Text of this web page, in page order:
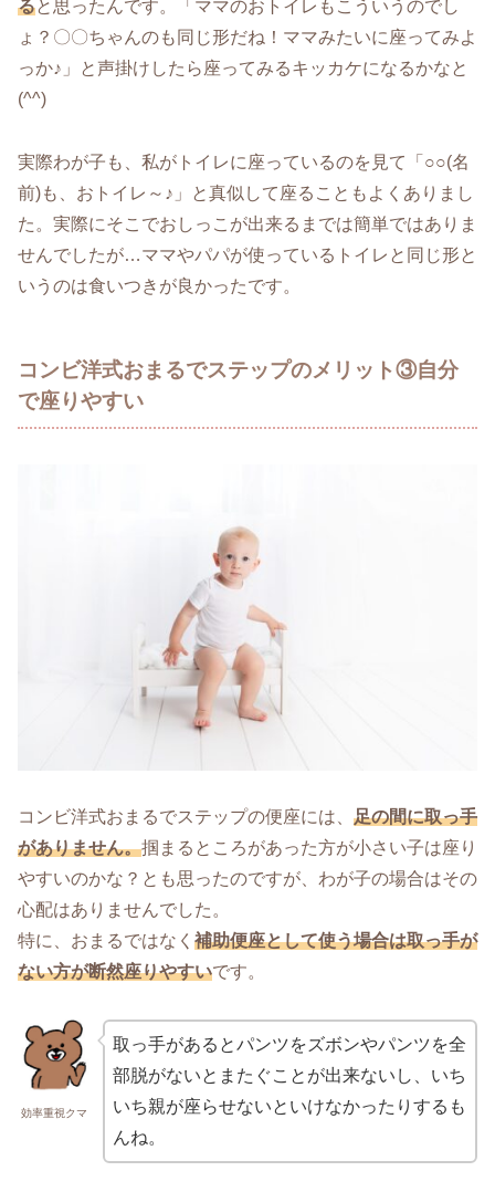
ると思ったんです。「ママのおトイレもこういうのでし
ょ？〇〇ちゃんのも同じ形だね！ママみたいに座ってみよ
っか♪」と声掛けしたら座ってみるキッカケになるかなと
(^^)
実際わが子も、私がトイレに座っているのを見て「○○(名
前)も、おトイレ～♪」と真似して座ることもよくありまし
た。実際にそこでおしっこが出来るまでは簡単ではありま
せんでしたが…ママやパパが使っているトイレと同じ形と
いうのは食いつきが良かったです。
コンビ洋式おまるでステップのメリット③自分
で座りやすい
コンビ洋式おまるでステップの便座には、 足の間に取っ手
がありません。掴まるところがあった方が小さい子は座り
やすいのかな？とも思ったのですが、わが子の場合はその
心配はありませんでした。
特に、おまるではなく 補助便座として使う場合は取っ手が
ない方が断然座りやすいです。
効率重視クマ
取っ手があるとパンツをズボンやパンツを全
部脱がないとまたぐことが出来ないし、いち
いち親が座らせないといけなかったりするも
んね。